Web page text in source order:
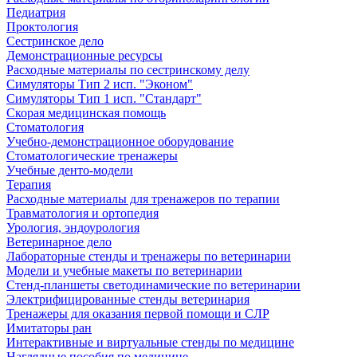
Педиатрия
Проктология
Сестринское дело
Демонстрационные ресурсы
Расходные материалы по сестринскому делу
Симуляторы Тип 2 исп. "Эконом"
Симуляторы Тип 1 исп. "Стандарт"
Скорая медицинская помощь
Стоматология
Учебно-демонстрационное оборудование
Стоматологические тренажеры
Учебные денто-модели
Терапия
Расходные материалы для тренажеров по терапии
Травматология и ортопедия
Урология, эндоурология
Ветеринарное дело
Лабораторные стенды и тренажеры по ветеринарии
Модели и учебные макеты по ветеринарии
Стенд-планшеты светодинамические по ветеринарии
Электрифицированные стенды ветеринария
Тренажеры для оказания первой помощи и СЛР
Имитаторы ран
Интерактивные и виртуальные стенды по медицине